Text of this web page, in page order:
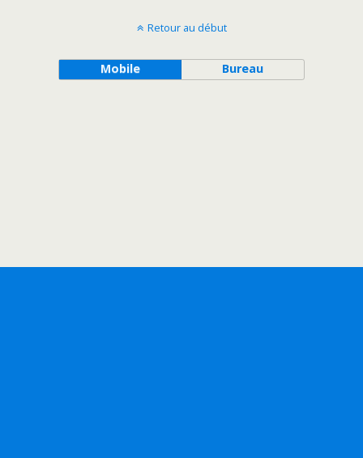
Retour au début
Mobile Bureau